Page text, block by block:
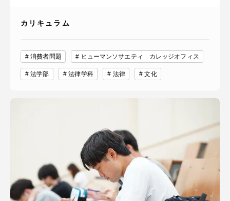
カリキュラム
消費者問題 ヒューマンソサエティ カレッジオフィス
法学部 法律学科 法律 文化